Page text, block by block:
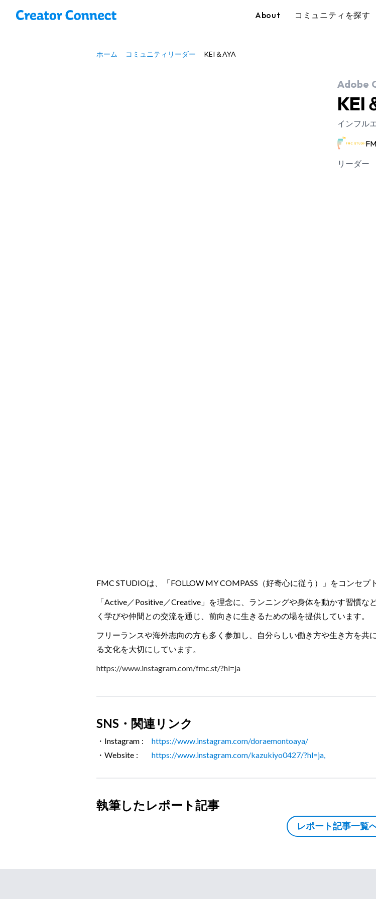
About コミュニティを探す
ホーム コミュニティリーダー KEI＆AYA
Adobe
KEI
インフル
リーダー
FMC STUDIOは、「FOLLOW MY COMPASS（好奇心に従う）」をコンセプ
「Active／Positive／Creative」を理念に、ランニングや身体を動かす習慣
く学びや仲間との交流を通じ、前向きに生きるための場を提供しています。
フリーランスや海外志向の方も多く参加し、自分らしい働き方や生き方を
る文化を大切にしています。
https://www.instagram.com/fmc.st/?hl=ja
SNS・関連リンク
・Instagram :
https://www.instagram.com/doraemontoaya/
・Website :
https://www.instagram.com/kazukiyo0427/?hl=ja,
執筆したレポート記事
レポート記事一覧